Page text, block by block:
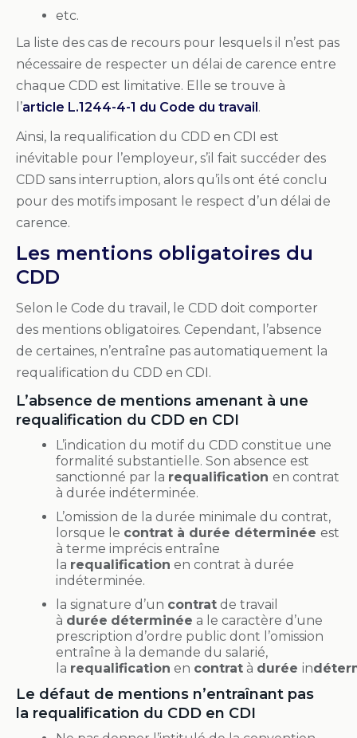
etc.
La liste des cas de recours pour lesquels il n’est pas
nécessaire de respecter un délai de carence entre
chaque CDD est limitative. Elle se trouve à
l’article L.1244-4-1 du Code du travail.
Ainsi, la requalification du CDD en CDI est
inévitable pour l’employeur, s’il fait succéder des
CDD sans interruption, alors qu’ils ont été conclu
pour des motifs imposant le respect d’un délai de
carence.
Les mentions obligatoires du
CDD
Selon le Code du travail, le CDD doit comporter
des mentions obligatoires. Cependant, l’absence
de certaines, n’entraîne pas automatiquement la
requalification du CDD en CDI.
L’absence de mentions amenant à une
requalification du CDD en CDI
L’indication du motif du CDD constitue une
formalité substantielle. Son absence est
sanctionné par la requalification en contrat
à durée indéterminée.
L’omission de la durée minimale du contrat,
lorsque le contrat à durée déterminée est
à terme imprécis entraîne
la requalification en contrat à durée
indéterminée.
la signature d’un contrat de travail
à durée déterminée a le caractère d’une
prescription d’ordre public dont l’omission
entraîne à la demande du salarié,
la requalification en contrat à durée in
Le défaut de mentions n’entraînant pas
la requalification du CDD en CDI